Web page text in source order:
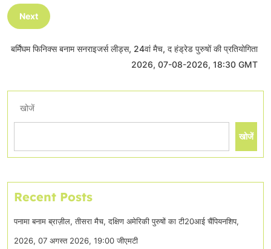
Next
बर्मिंघम फिनिक्स बनाम सनराइजर्स लीड्स, 24वां मैच, द हंड्रेड पुरुषों की प्रतियोगिता
2026, 07-08-2026, 18:30 GMT
खोजें
खोजें
Recent Posts
पनामा बनाम ब्राज़ील, तीसरा मैच, दक्षिण अमेरिकी पुरुषों का टी20आई चैंपियनशिप,
2026, 07 अगस्त 2026, 19:00 जीएमटी